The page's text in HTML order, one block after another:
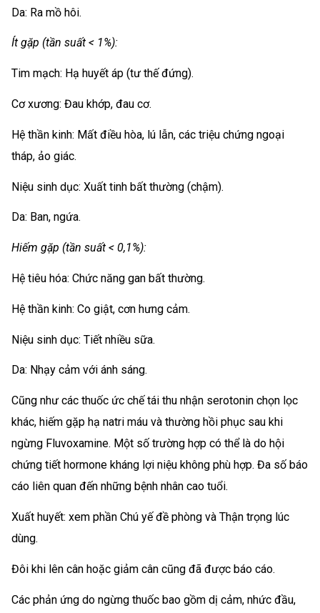
Da: Ra mồ hôi.
Ít gặp (tần suất < 1%):
Tim mạch: Hạ huyết áp (tư thế đứng).
Cơ xương: Đau khớp, đau cơ.
Hệ thần kinh: Mất điều hòa, lú lẫn, các triệu chứng ngoại
tháp, ảo giác.
Niệu sinh dục: Xuất tinh bất thường (chậm).
Da: Ban, ngứa.
Hiếm gặp (tần suất < 0,1%):
Hệ tiêu hóa: Chức năng gan bất thường.
Hệ thần kinh: Co giật, cơn hưng cảm.
Niệu sinh dục: Tiết nhiều sữa.
Da: Nhạy cảm với ánh sáng.
Cũng như các thuốc ức chế tái thu nhận serotonin chọn lọc
khác, hiếm gặp hạ natri máu và thường hồi phục sau khi
ngừng Fluvoxamine. Một số trường hợp có thể là do hội
chứng tiết hormone kháng lợi niệu không phù hợp. Đa số báo
cáo liên quan đến những bệnh nhân cao tuổi.
Xuất huyết: xem phần Chú yế đề phòng và Thận trọng lúc
dùng.
Đôi khi lên cân hoặc giảm cân cũng đã được báo cáo.
Các phản ứng do ngừng thuốc bao gồm dị cảm, nhức đầu,